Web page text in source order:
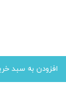
افزودن به سبد